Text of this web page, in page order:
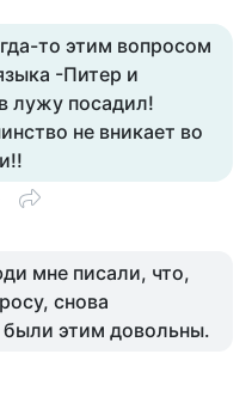
то этим вопросом
-Питер и
лужу посадил!
не вникает во
мне писали, что,
снова
этим довольны.